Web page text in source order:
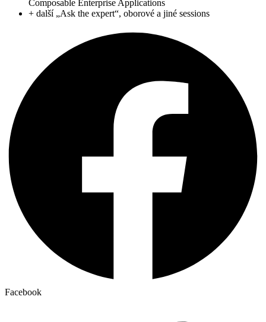
Composable Enterprise Applications
+ další „Ask the expert“, oborové a jiné sessions
Facebook